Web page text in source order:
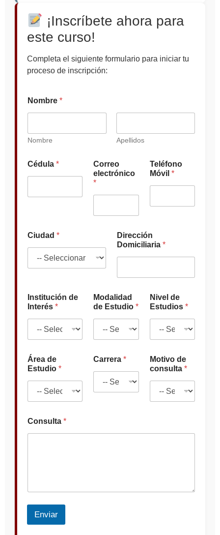
¡Inscríbete ahora para
este curso!
Completa el siguiente formulario para iniciar tu
proceso de inscripción:
Nombre *
Nombre Apellidos
Cédula *
Correo
electrónico
*
Teléfono
Móvil *
Ciudad *
Dirección
Domiciliaria *
Institución de
Interés *
Modalidad
de Estudio*
Nivel de
Estudios *
Área de
Estudio *
Carrera*
Motivo de
consulta *
Consulta *
Enviar